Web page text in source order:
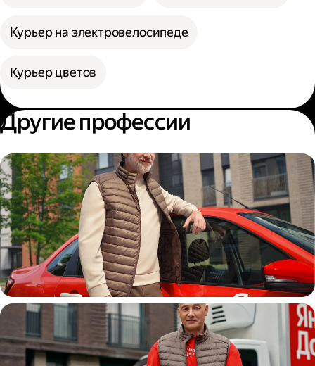
Курьер на электровелосипеде
Курьер цветов
Другие профессии
Автокурьер